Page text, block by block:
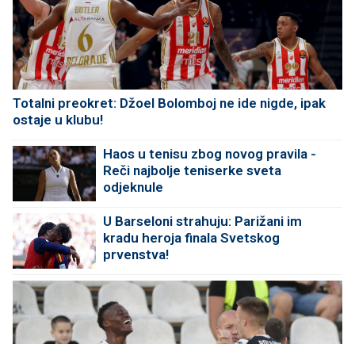
Totalni preokret: Džoel Bolomboj ne ide nigde, ipak
ostaje u klubu!
Haos u tenisu zbog novog pravila -
Reči najbolje teniserke sveta
odjeknule
U Barseloni strahuju: Parižani im
kradu heroja finala Svetskog
prvenstva!